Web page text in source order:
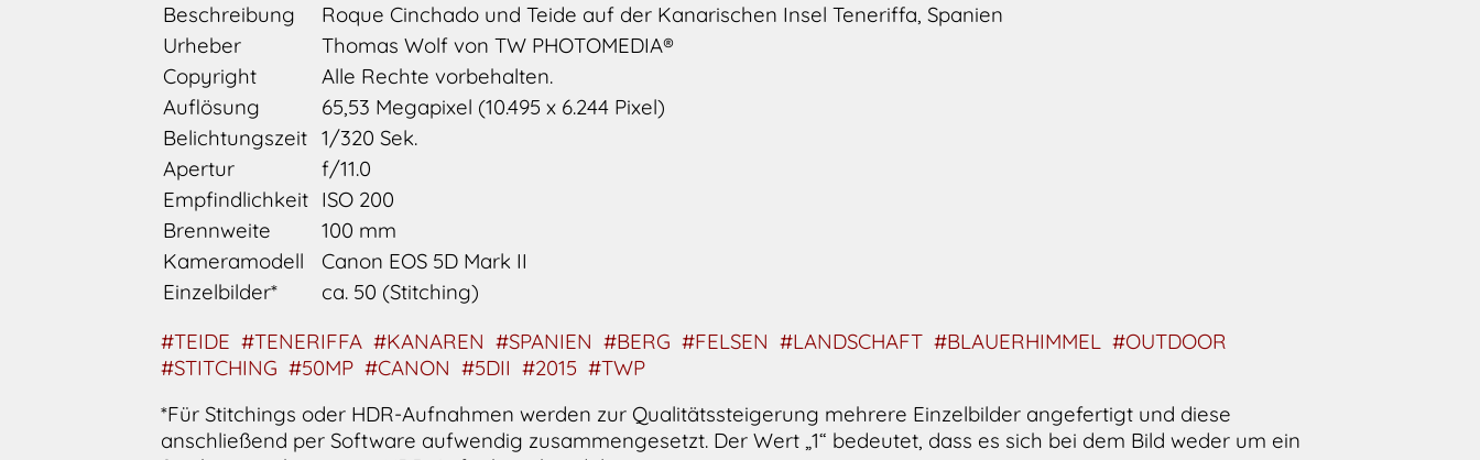
Beschreibung
Roque Cinchado und Teide auf der Kanarischen Insel Teneriffa, Spanien
Urheber
Thomas Wolf von TW PHOTOMEDIA®
Copyright
Alle Rechte vorbehalten.
Auflösung
65,53 Megapixel (10.495 x 6.244 Pixel)
Belichtungszeit 1/320 Sek.
Apertur
f/11.0
Empfindlichkeit ISO 200
Brennweite
100 mm
Kameramodell
Canon EOS 5D Mark II
Einzelbilder*
ca. 50 (Stitching)
#TEIDE #TENERIFFA #KANAREN #SPANIEN #BERG #FELSEN #LANDSCHAFT #BLAUERHIMMEL
#OUTDOOR
#STITCHING #50MP #CANON #5DII #2015 #TWP
*Für Stitchings oder HDR-Aufnahmen werden zur Qualitätssteigerung mehrere Einzelbilder angefertigt und diese
anschließend per Software aufwendig zusammengesetzt. Der Wert „1“ bedeutet, dass es sich bei dem Bild weder um ein